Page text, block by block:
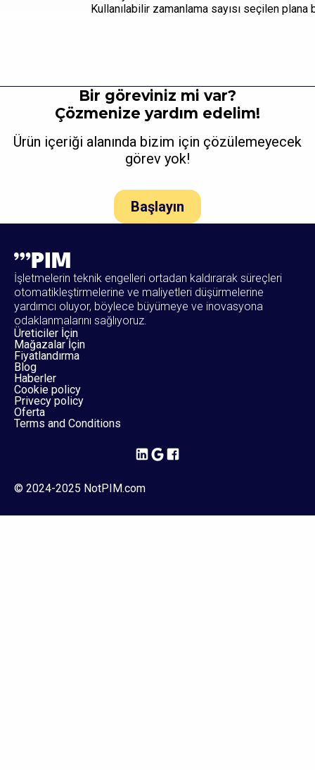
Kullanılabilir zamanlama sayısı seçilen plana
Bir göreviniz mi var?
Çözmenize yardım edelim!
Ürün içeriği alanında bizim için çözülemeyecek
görev yok!
Başlayın
İşletmelerin teknik engelleri ortadan kaldırarak süreçleri
otomatikleştirmelerine ve maliyetleri düşürmelerine
yardımcı oluyor, böylece büyümeye ve inovasyona
odaklanmalarını sağlıyoruz.
Üreticiler İçin
Mağazalar İçin
Fiyatlandırma
Blog
Haberler
Cookie policy
Privecy policy
Oferta
Terms and Conditions
© 2024-2025 NotPIM.com